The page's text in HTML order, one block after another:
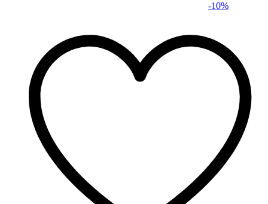
-10%